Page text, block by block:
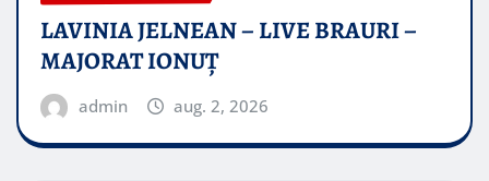
LAVINIA JELNEAN – LIVE BRAURI –
MAJORAT IONUŢ
admin aug. 2, 2026